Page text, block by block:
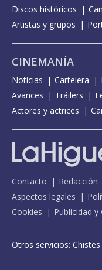
Discos históricos
Artistas y grupos
CINEMANÍA
Noticias Cartelera
Avances
Tráilers
Actores y actrices
Contacto Redacción
Aspectos legales
Cookies
Publicidad
Otros servicios: Chistes